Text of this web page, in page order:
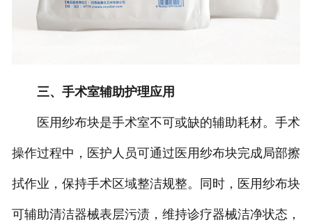
三、手术室辅助护理应用
医用纱布块是手术室不可或缺的辅助耗材。手术
操作过程中，医护人员可通过医用纱布块完成局部擦
拭作业，保持手术区域整洁规整。同时，医用纱布块
可辅助清洁器械表层污渍，维持诊疗器械洁净状态，